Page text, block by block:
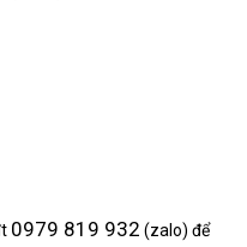
0979 819 932 (zalo) để